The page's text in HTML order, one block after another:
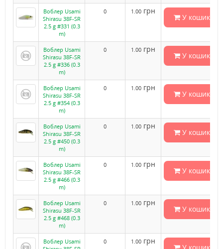
Воблер Usami
Shirasu 38F-SR
2.5 g #331 (0.3
m)
0 1.00 грн
У кошик
Воблер Usami
Shirasu 38F-SR
2.5 g #336 (0.3
m)
0 1.00 грн
У кошик
Воблер Usami
Shirasu 38F-SR
2.5 g #354 (0.3
m)
0 1.00 грн
У кошик
Воблер Usami
Shirasu 38F-SR
2.5 g #450 (0.3
m)
0 1.00 грн
У кошик
Воблер Usami
Shirasu 38F-SR
2.5 g #466 (0.3
m)
0 1.00 грн
У кошик
Воблер Usami
Shirasu 38F-SR
2.5 g #468 (0.3
m)
0 1.00 грн
У кошик
Воблер Usami
0 1.00 грн